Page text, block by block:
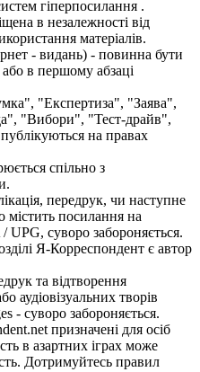
гіперпосилання .
в незалежності від
матеріалів.
- видань) - повинна бути
в першому абзаці
"Експертиза", "Заява",
"Вибори", "Тест-драйв",
на правах
спільно з
передрук, чи наступне
посилання на
UPG, суворо забороняється.
Я-Корреспондент є автор
та відтворення
аудіовізуальних творів
- суворо забороняється.
призначені для осіб
в азартних іграх може
Дотримуйтесь правил